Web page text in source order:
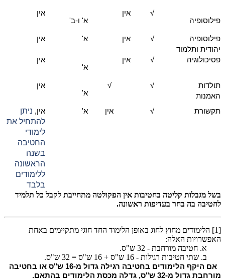
פילוסופיה
√
אין
א' ו-ב'
אין
פילוסופיה
יהודית ותלמוד
√ אין א' אין
פסיכולוגיה √
אין
א'
אין
תולדות
האמנות
√
√
א'
אין
תקשורת √ אין א' אין, ניתן
להתחיל את
לימודי
החטיבה
בשנה
הראשונה
ללימודים
בלבד
בשל מגבלות קליטה בחטיבות אין הפקולטה מתחייבת לקבל כל תלמיד
לחטיבה בה בחר בעדיפות ראשונה.
[1] הלימודים מחוץ לחוג באופן הלימוד החד חוגי מתקיימים באחת
האפשרויות האלה:
א. חטיבה מורחבת - 32 ש"ס.
ב. שתי חטיבות רגילות - 16 ש"ס + 16 ש"ס = 32 ש"ס.
אם היקף הלימודים בחטיבה רגילה גדול מ-16 ש"ס או בחטיבה
מורחבת גדול מ-32 ש"ס, גדלה מכסת
הלימודים בהתאם.